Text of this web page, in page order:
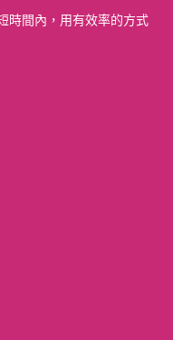
時間內，用有效率的方式